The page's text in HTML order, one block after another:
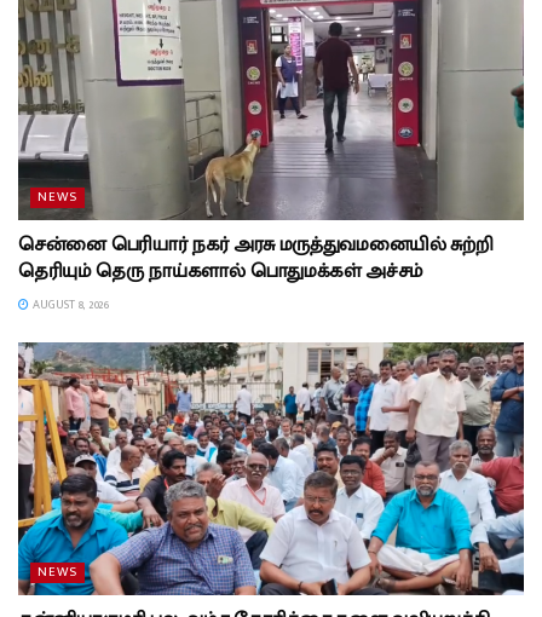
NEWS
சென்னை பெரியார் நகர் அரசு மருத்துவமனையில் சுற்றி
தெரியும் தெரு நாய்களால் பொதுமக்கள் அச்சம்
AUGUST 8, 2026
NEWS